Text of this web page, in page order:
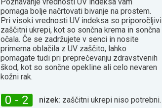
pomaga bolje načrtovati bivanje na prostem.
Pri visoki vrednosti UV indeksa so priporočljivi
zaščitni ukrepi, kot so sončna krema in sončna
očala. Če se zadržujete v senci in nosite
primerna oblačila z UV zaščito, lahko
pomagate tudi pri preprečevanju zdravstvenih
škod, kot so sončne opekline ali celo nevaren
kožni rak.
0 - 2 nizek: zaščitni ukrepi niso potrebni.